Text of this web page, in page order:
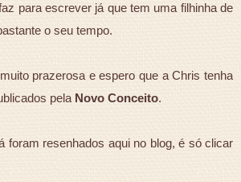
para escrever já que tem uma filhinha de
o seu tempo.
prazerosa e espero que a Chris tenha
pela Novo Conceito.
foram resenhados aqui no blog, é só clicar